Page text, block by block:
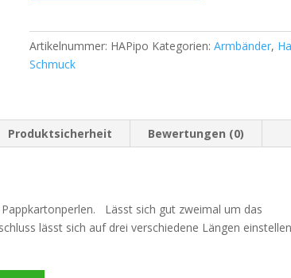
Artikelnummer: HAPipo Kategorien:Armbänder,
Schmuck
Produktsicherheit Bewertungen (0)
Lässt sich gut zweimal um das
lässt sich auf drei verschiedene Längen